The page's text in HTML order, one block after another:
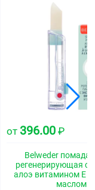
от 396.00 ₽
Belweder помада
регенерирующая с
алоэ витамином Е
маслом